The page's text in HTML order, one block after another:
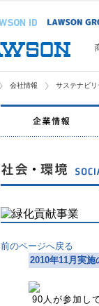
会社情報 サステナビリ
前のページへ戻る
2010年11月実施
90人が参加し